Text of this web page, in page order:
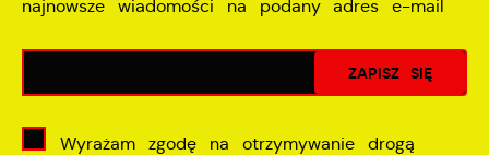
najnowsze wiadomości na podany adres e-mail
Wyrażam zgodę na otrzymywanie drogą